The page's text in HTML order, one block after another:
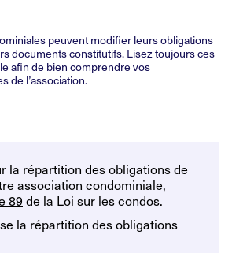
peuvent modifier leurs obligations
documents constitutifs. Lisez toujours ces
afin de bien comprendre vos
de l’association.
la répartition des obligations de
association condominiale,
89 de la Loi sur les condos.
la répartition des obligations